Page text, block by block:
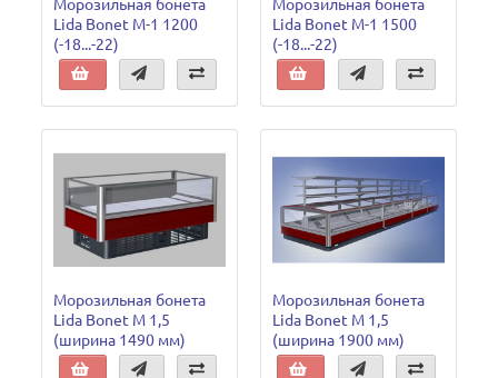
Морозильная бонета
Lida Bonet M-1 1200
(-18...-22)
Морозильная бонета
Lida Bonet M-1 1500
(-18...-22)
Морозильная бонета
Lida Bonet М 1,5
(ширина 1490 мм)
Морозильная бонета
Lida Bonet М 1,5
(ширина 1900 мм)